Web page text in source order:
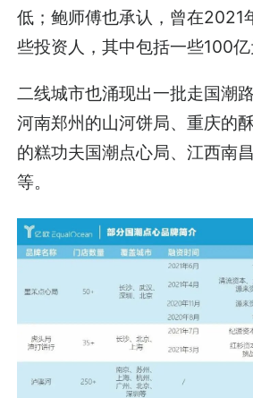
低；鲍师傅也承认，曾在2021
些投资人，其中包括一些100亿
二线城市也涌现出一批走国潮
河南郑州的山河饼局、重庆的
的糕功夫国潮点心局、江西南
等。